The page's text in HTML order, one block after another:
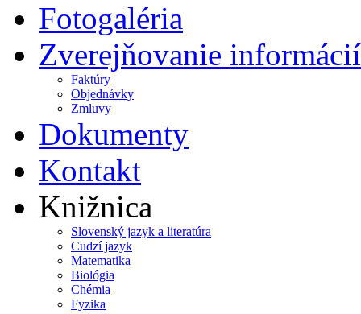
Fotogaléria
Zverejňovanie informácií
Faktúry
Objednávky
Zmluvy
Dokumenty
Kontakt
Knižnica
Slovenský jazyk a literatúra
Cudzí jazyk
Matematika
Biológia
Chémia
Fyzika